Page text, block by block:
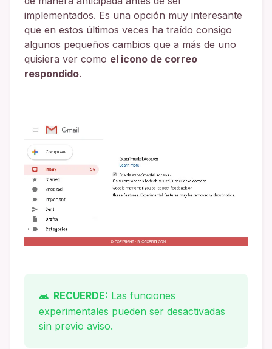
implementados. Es una opción muy interesante
que en estos últimos veces ha traído consigo
algunos pequeños cambios que a más de uno
quisiera ver como el icono de correo
respondido.
RECUERDE: Las funciones
experimentales pueden ser desactivadas
sin previo aviso.